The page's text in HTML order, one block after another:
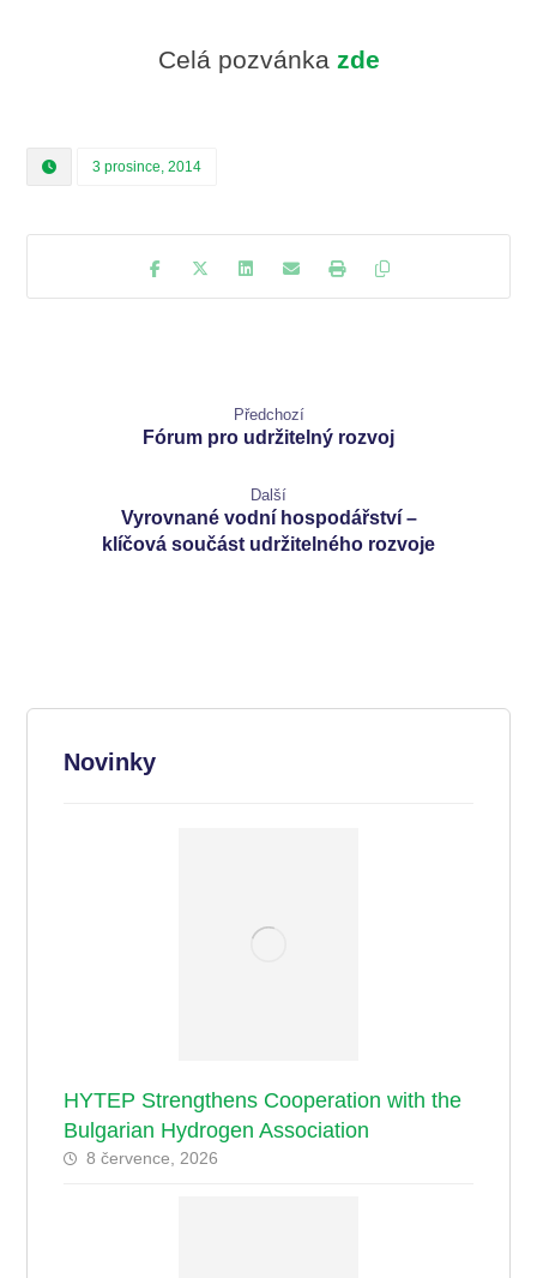
Celá pozvánka zde
3 prosince, 2014
Předchozí
Fórum pro udržitelný rozvoj
Další
Vyrovnané vodní hospodářství –
klíčová součást udržitelného rozvoje
Novinky
HYTEP Strengthens Cooperation with the
Bulgarian Hydrogen Association
8 července, 2026